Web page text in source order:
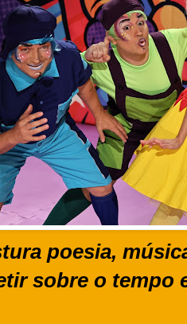
poesia,
sobre o tempo